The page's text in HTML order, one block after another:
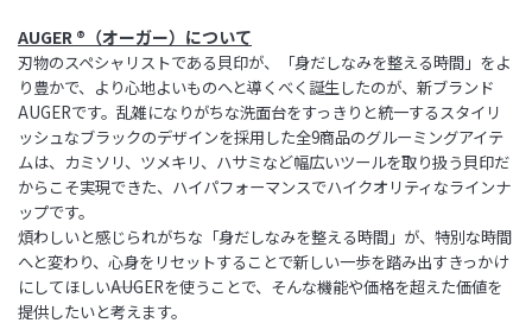
AUGER ®（オーガー）について
刃物のスペシャリストである貝印が、「身だしなみを整える時間」をよ
り豊かで、より心地よいものへと導くべく 誕生したのが、新ブランド
AUGERです。乱雑になりがちな洗面台をすっきりと統一するスタイリ
ッシュなブラックのデザインを採用した全9商品のグルーミングアイテ
ムは、カミソリ、ツメキリ、ハサミなど幅広いツールを取り扱う貝印だ
からこそ実現できた、ハイパフォーマンスでハイクオリティなラインナ
ップです。
煩わしいと感じられがちな「身だしなみを整える時間」が、特別な時間
へと変わり、心身をリセットすることで新しい一歩を踏み出すきっかけ
にしてほしい――AUGERを使うことで、そんな機能や価格を超えた価値を
提供したいと考えます。